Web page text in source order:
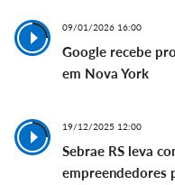
09/01/2026 16:00
Google recebe
em Nova York
19/12/2025 12:00
Sebrae RS leva
empreendedores